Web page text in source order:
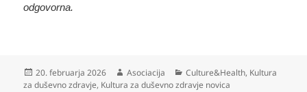
odgovorna.
Objavljeno
dne
20. februarja 2026 Avtor
Asociacija Kategorije
Culture&Health, Kultura
za duševno zdravje, Kultura za duševno zdravje novica